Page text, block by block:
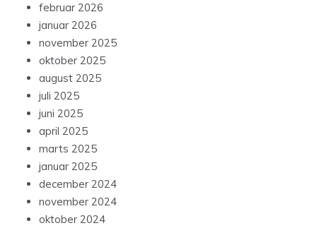
februar 2026
januar 2026
november 2025
oktober 2025
august 2025
juli 2025
juni 2025
april 2025
marts 2025
januar 2025
december 2024
november 2024
oktober 2024